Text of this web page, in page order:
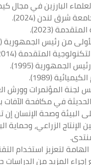
البارزين في مجال
شرق لندن (2024).
(2023).
من رئيس الجمهورية (2017).
المتقدمة (2014).
الجمهورية (1995).
(1989).
لجنة المؤتمرات وورش
في مكافحة
على البيئة وصحة
الزراعي، وحماية
لتعزيز استخدام